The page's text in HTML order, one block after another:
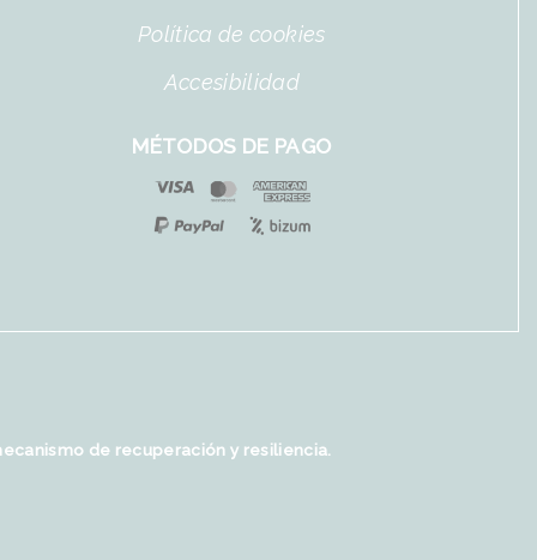
Política de cookies
Accesibilidad
MÉTODOS DE PAGO
de recuperación y resiliencia.